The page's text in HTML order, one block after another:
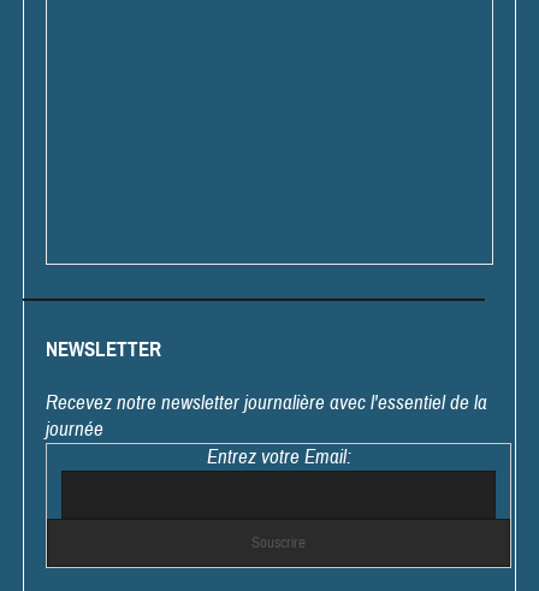
NEWSLETTER
Recevez notre newsletter journalière avec l'essentiel de la
journée
Entrez votre Email: